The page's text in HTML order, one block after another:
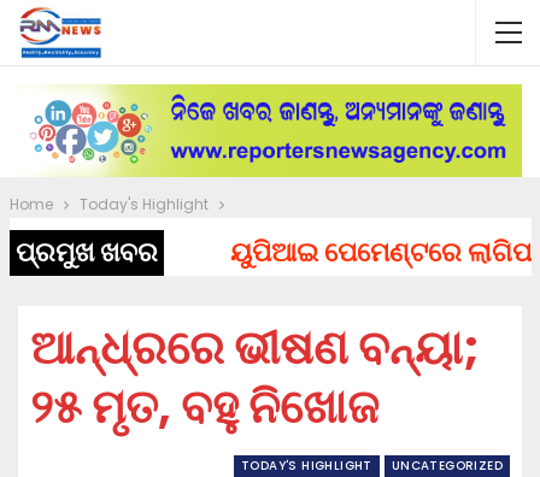
Home Today's Highlight
ପ୍ରମୁଖ ଖବର ୟୁପିଆଇ ପେମେଣ୍ଟରେ ଲାଗିପାରେ
ଆନ୍ଧ୍ରରେ ଭୀଷଣ ବନ୍ୟା;
୨୫ ମୃତ, ବହୁ ନିଖୋଜ
TODAY'S HIGHLIGHT UNCATEGORIZED